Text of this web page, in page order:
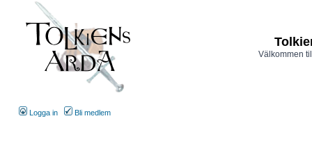
Välkommen
Logga in Bli medlem